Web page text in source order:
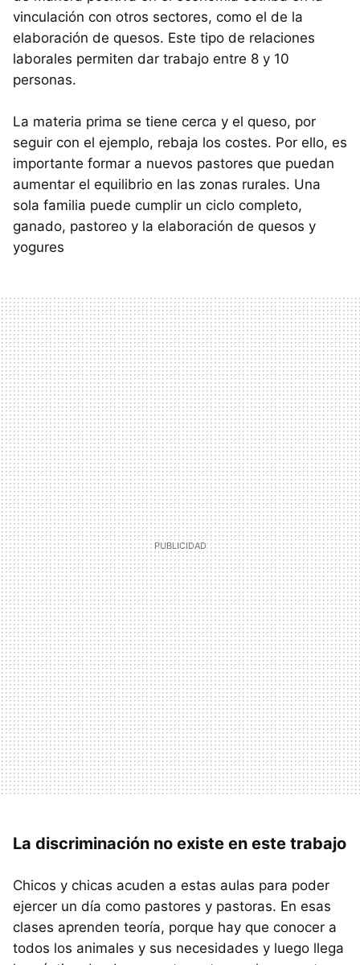
vinculación con otros sectores, como el de la
elaboración de quesos. Este tipo de relaciones
laborales permiten dar trabajo entre 8 y 10
personas.
La materia prima se tiene cerca y el queso, por
seguir con el ejemplo, rebaja los costes. Por ello, es
importante formar a nuevos pastores que puedan
aumentar el equilibrio en las zonas rurales. Una
sola familia puede cumplir un ciclo completo,
ganado, pastoreo y la elaboración de quesos y
yogures
La discriminación no existe en este trabajo
Chicos y chicas acuden a estas aulas para poder
ejercer un día como pastores y pastoras. En esas
clases aprenden teoría, porque hay que conocer a
todos los animales y sus necesidades y luego llega